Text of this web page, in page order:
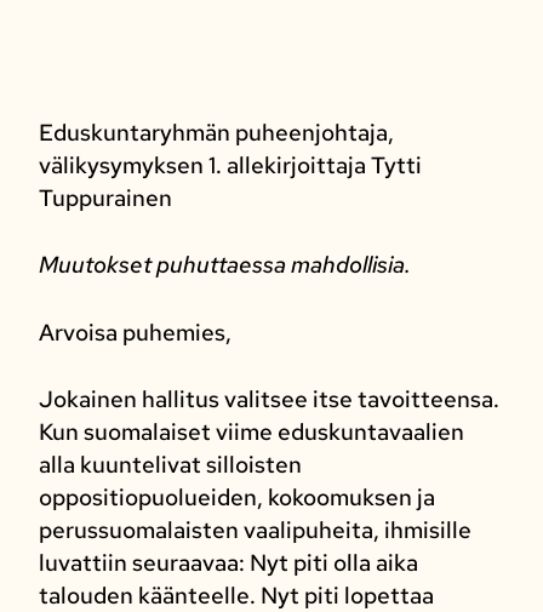
Eduskuntaryhmän puheenjohtaja,
välikysymyksen 1. allekirjoittaja Tytti
Tuppurainen
Muutokset puhuttaessa mahdollisia.
Arvoisa puhemies,
Jokainen hallitus valitsee itse tavoitteensa.
Kun suomalaiset viime eduskuntavaalien
alla kuuntelivat silloisten
oppositiopuolueiden, kokoomuksen ja
perussuomalaisten vaalipuheita, ihmisille
luvattiin seuraavaa: Nyt piti olla aika
talouden käänteelle. Nyt piti lopettaa